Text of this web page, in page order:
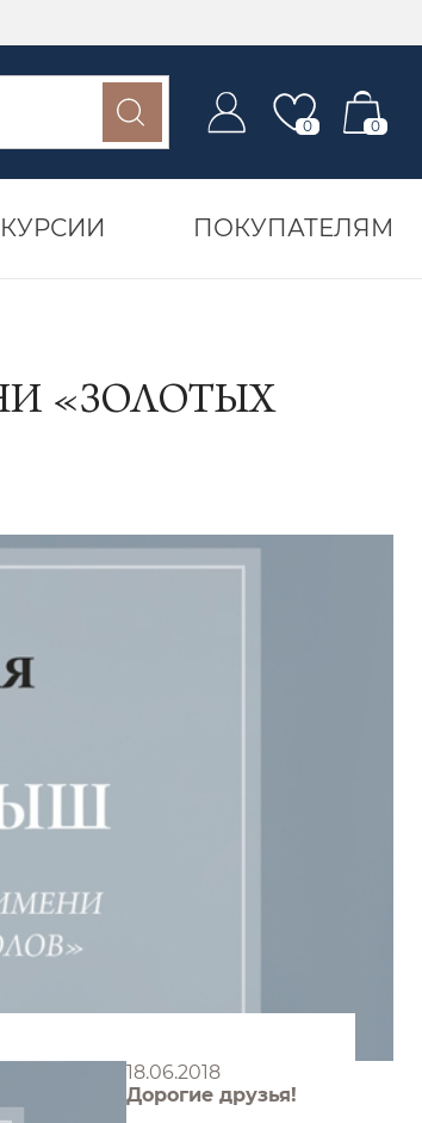
0 0
ПОКУПАТЕЛЯМ
«ЗОЛОТЫХ
18.06.2018
Дорогие друзья!